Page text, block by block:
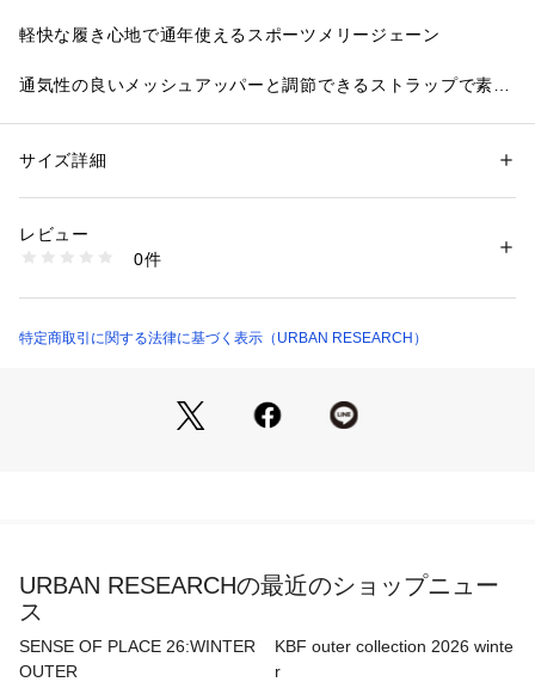
軽快な履き心地で通年使えるスポーツメリージェーン
通気性の良いメッシュアッパーと調節できるストラップで素足
でも疲れにくい設計です。
ブラックの落ち着いた色味でコーディネートを選ばず、スポー
ティーな着こなしからカジュアルなスタイルまで合わせやすい
すく、気軽に履き回せる一足です。
1947年の設立以来、徹底した製品開発と、こだわりのデザイ
ンをベースに、ウィンタースポーツ界のNo.1として世界をリー
【2026 Spring/Summer】【26SS】
※靴箱破損につきましては、商品に不良が無い場合に限り出荷
させていただいております。予めご了承ください。
性別：メンズ
素材：アッパー : レザー テキスタイルアウトソール : ラバーライナー : 合
生産国：-
商品番号：1650000136529 （モール）
サイズ詳細
レビュー
0件
特定商取引に関する法律に基づく表示（URBAN RESEARCH）
URBAN RESEARCHの最近のショップニュー
ス
SENSE OF PLACE 26:WINTER
OUTER
KBF outer collection 2026 winte
r